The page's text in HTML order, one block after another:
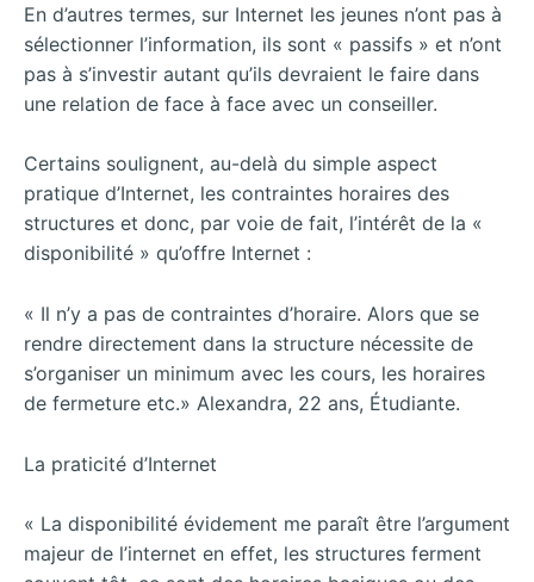
En d’autres termes, sur Internet les jeunes n’ont pas à
sélectionner l’information, ils sont « passifs » et n’ont
pas à s’investir autant qu’ils devraient le faire dans
une relation de face à face avec un conseiller.
Certains soulignent, au-delà du simple aspect
pratique d’Internet, les contraintes horaires des
structures et donc, par voie de fait, l’intérêt de la «
disponibilité » qu’offre Internet :
« Il n’y a pas de contraintes d’horaire. Alors que se
rendre directement dans la structure nécessite de
s’organiser un minimum avec les cours, les horaires
de fermeture etc.» Alexandra, 22 ans, Étudiante.
La praticité d’Internet
« La disponibilité évidement me paraît être l’argument
majeur de l’internet en effet, les structures ferment